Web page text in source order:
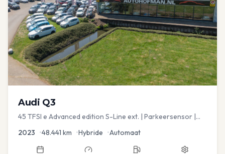
Audi Q3
45 TFSI e Advanced edition S-Line ext. | Parkeersensor |
2023 •48.441 km •Hybride •Automaat